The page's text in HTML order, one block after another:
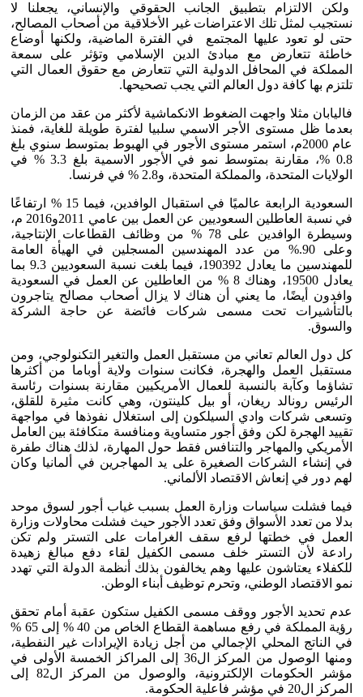
ولكن الالتزام بتطبيق الجانب الحقوقي والإنساني، يجعلنا لا
نستجيب لمثل تلك الاعتراضات غير الأخلاقية من أصحاب المصالح،
حتى لو تعود عليها المجتمع في الفترة الماضية، ولكنها أوضاع
خاطئة تتعارض مع مبادئ الدين الإسلامي وتؤثر على سمعة
المملكة في المحافل الدولية التي تتعارض مع حقوق العمال التي
تلتزم بها كافة دول العالم التي يجب تصحيحها.
فاليابان مثلا واجهت الضغوط الانكماشية لأكثر من عقد من الزمان
بعدما ظل مستوى الأجر الاسمي سلبيا لفترة طويلة للغاية، فمنذ
عام 2000م، استمر مستوى الأجور في الهبوط بمتوسط سنوي بلغ
0.8 %، مقارنة بمتوسط نمو في الأجور الاسمية بلغ 3.3 % في
الولايات المتحدة، والمملكة المتحدة، و2.8 % في فرنسا.
السعودية الرابعة عالميًا في استقبال الوافدين، فيما 15 % ارتفاعًا
في نسبة العاطلين السعوديين عن العمل بين عامي 2011و2016 م،
وسيطرة الوافدين على 78 % من وظائف القطاعات الإنتاجية،
وعلى 90.% من عدد المهندسين المسجلين في الهيأة العامة
للمهندسين ما يعادل 190392، فيما بلغت نسبة السعوديين 9.3 بما
يعادل 19500، وهناك 8 % من العاطلين عن العمل في السعودية
وافدون أيضًا، ما يعني أن هناك لا يزال أصحاب مصالح يتاجرون
بالتأشيرات تحت مسمى شركات فائضة عن حاجة الشركة
والسوق.
كل دول العالم تعاني من مستقبل العمل والتغير التكنولوجي، ومن
مستقبل العمل والهجرة، فكانت سنوات ولاية أوباما من أكثرها
تشاؤما وكآبة بالنسبة للعمال الأمريكيين مقارنة بسنوات رئاسة
الرئيس رونالد ريغان، أو بيل كلينتون، وهي كانت مثيرة للقلق،
وتسعى شركات وادي السيلكون إلى استغلال نفوذها في مواجهة
تقييد الهجرة لكن وفق أجور متساوية ومنافسة متكافئة بين العامل
الأمريكي والمهاجر والتنافس فقط حول المهارة، لذلك هناك طفرة
في إنشاء الشركات الصغيرة على يد المهاجرين في ألمانيا وكان
لهم دور في إنعاش الاقتصاد الألماني.
فيما فشلت سياسات وزارة العمل بسبب غياب أجور لسوق موحد
بدلا من تعدد الأسواق وفق تعدد الأجور حيث فشلت محاولات وزارة
العمل في خطتها لرفع سقف الغرامات على التستر ولم تكن
رادعة لأن التستر خلف مسمى الكفيل لقاء دفع مبالغ زهيدة
للكفلاء يعتاشون عليها وهم يخالفون بذلك أنظمة الدولة التي تهدد
نمو الاقتصاد الوطني، وتحرم توظيف أبناء الوطن.
عدم تحديد الأجور ووقف مسمى الكفيل ستكون عقبة أمام تحقق
رؤية المملكة في رفع مساهمة القطاع الخاص من 40 % إلى 65 %
في الناتج المحلي الإجمالي من أجل زيادة الإيرادات غير النفطية،
ومنها الوصول من المركز ال36 إلى المراكز الخمسة الأولى في
مؤشر الحكومات الإلكترونية، والوصول من المركز ال82 إلى
المركز ال20 في مؤشر فاعلية الحكومة.